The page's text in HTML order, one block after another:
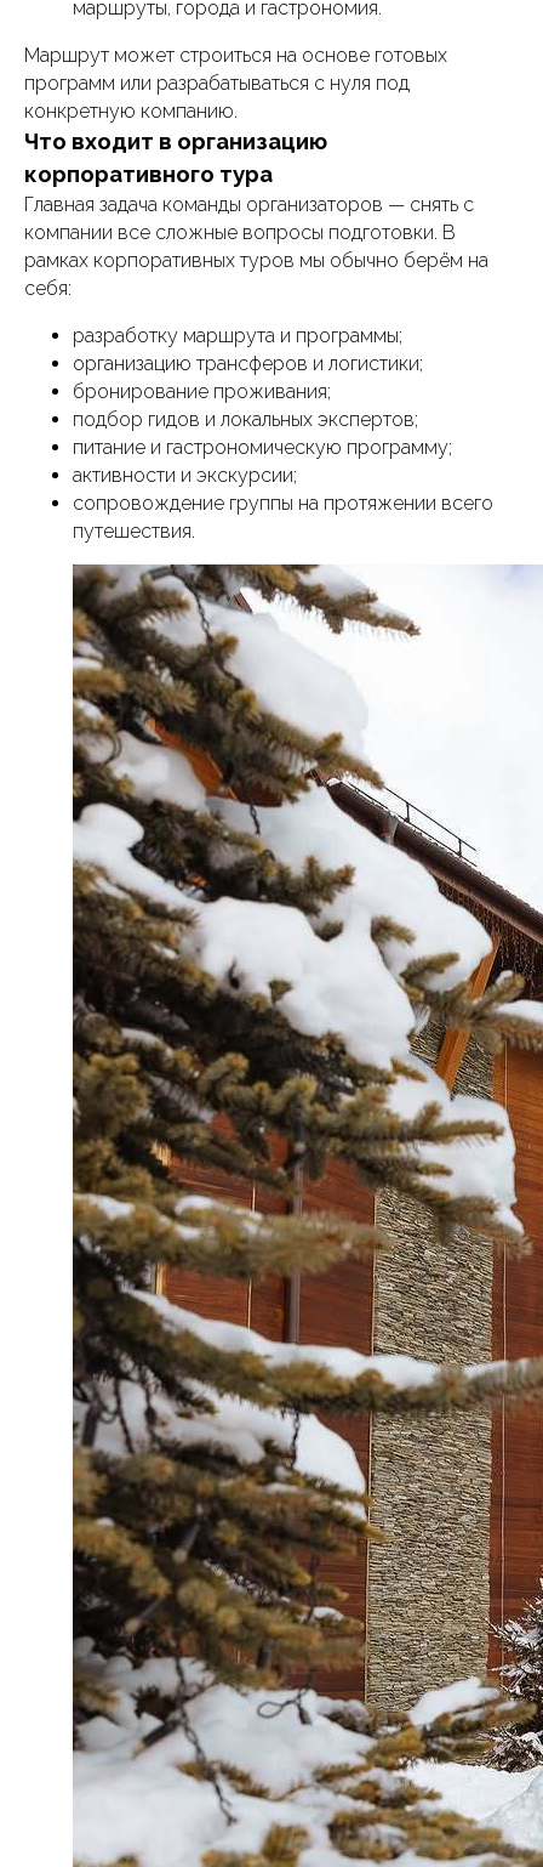
маршруты, города и гастрономия.
Маршрут может строиться на основе готовых
программ или разрабатываться с нуля под
конкретную компанию.
Что входит в организацию
корпоративного тура
Главная задача команды организаторов — снять с
компании все сложные вопросы подготовки. В
рамках корпоративных туров мы обычно берём на
себя:
разработку маршрута и программы;
организацию трансферов и логистики;
бронирование проживания;
подбор гидов и локальных экспертов;
питание и гастрономическую программу;
активности и экскурсии;
сопровождение группы на протяжении всего
путешествия.